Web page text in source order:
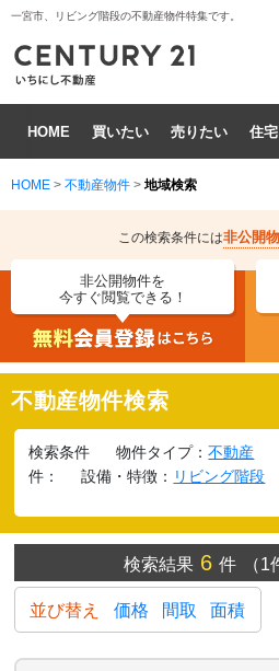
一宮市、リビング階段の不動産物件特集です。
HOME 買いたい 売りたい 住
HOME > 不動産物件 > 地域検索
この検索条件には非公開
非公開物件を
今すぐ閲覧できる！
不動産物件検索
検索条件 物件タイプ：不動産
件：
設備・特徴： リビング階段
検索結果6 件 （1
並び替え 価格 間取 面積